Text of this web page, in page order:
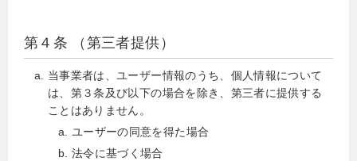
第４条 （第三者提供）
当事業者は、ユーザー情報のうち、個人情報について
は、第３条及び以下の場合を除き、第三者に提供する
ことはありません。
ユーザーの同意を得た場合
法令に基づく場合